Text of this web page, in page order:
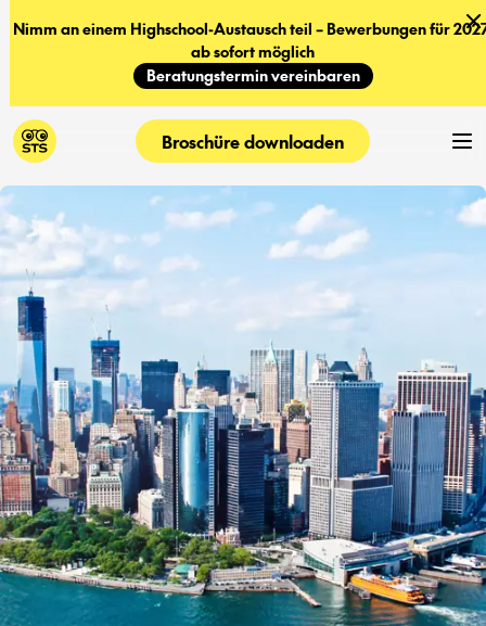
Nimm an einem Highschool-Austausch teil – Bewerbungen für
ab sofort möglich
Beratungstermin vereinbaren
Broschüre downloaden